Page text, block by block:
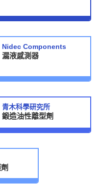
Nidec Components
漏液感測器
青木科學研究所
鍛造油性離型劑